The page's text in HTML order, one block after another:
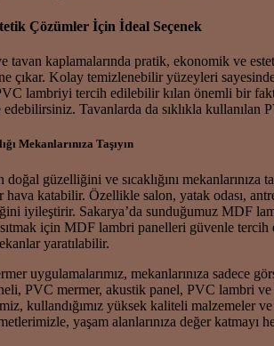
Çözümler İçin İdeal Seçenek
tavan kaplamalarında pratik, ekonomik ve
çıkar. Kolay temizlenebilir yüzeyleri
lambriyi tercih edilebilir kılan önemli bir
Tavanlarda da sıklıkla kullanılan
Mekanlarınıza Taşıyın
doğal güzelliğini ve sıcaklığını
katabilir. Özellikle salon, yatak odası,
iyileştirir. Sakarya’da sunduğumuz MDF
için MDF lambri panelleri güvenle
yaratılabilir.
uygulamalarımız, mekanlarınıza sadece
PVC mermer, akustik panel, PVC lambri
kullandığımız yüksek kaliteli malzemeler
yaşam alanlarınıza değer